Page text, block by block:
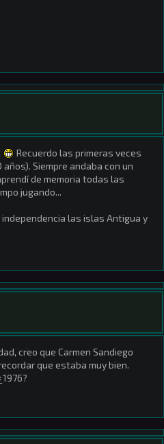
Recuerdo las primeras veces
Siempre andaba con un
de memoria todas las
jugando...
independencia las islas Antigua y
creo que Carmen Sandiego
que estaba muy bien.